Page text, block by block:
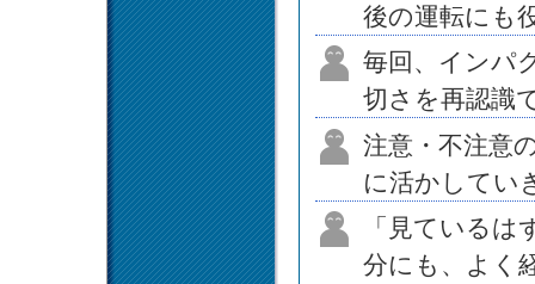
後の運転にも
毎回、インパ
切さを再認識
注意・不注意
に活かしてい
「見ている
分にも、よく